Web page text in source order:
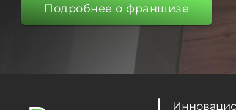
Подробнее о франшизе